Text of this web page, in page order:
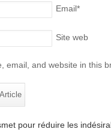
Email*
Site web
email, and website in this
pour réduire les